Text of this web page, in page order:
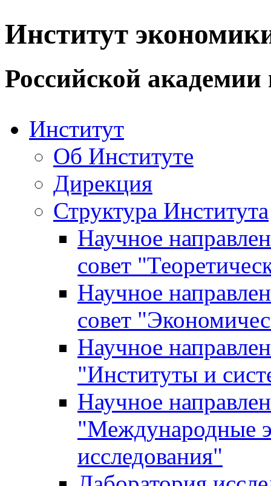
Институт
Российской академии
Институт
Об Институте
Дирекция
Структура Института
Научное
совет
Научное
совет
Научное
"Институты и
Научное
"Международные
исследования"